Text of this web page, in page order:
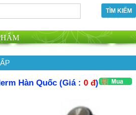
Hàn Quốc (Giá :0 đ)